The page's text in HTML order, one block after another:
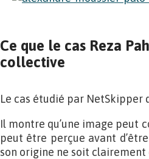
Ce que le cas Reza
collective
Le cas étudié par NetSkipper
Il montre qu’une image peut
peut être perçue avant
son origine ne soit